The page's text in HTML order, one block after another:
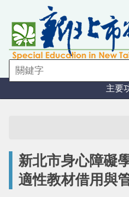
到
主
要
容
主要
特教現況
鑑定安置
新北市身心障礙
適性教材借用與